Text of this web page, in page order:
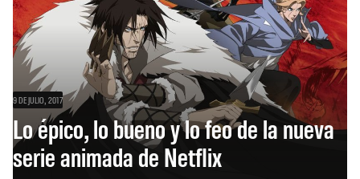
9 DE JULIO, 2017
Lo épico, lo bueno y lo feo de la nueva
serie animada de Netflix